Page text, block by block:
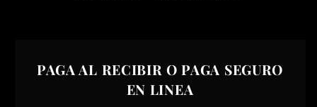
PAGA AL RECIBIR O PAGA SEGURO
EN LINEA